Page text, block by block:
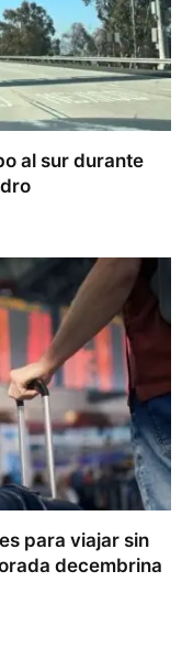
al sur durante
para viajar sin
decembrina